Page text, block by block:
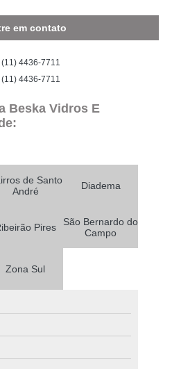
em contato
(11) 4436-7711
4436-7711
Beska Vidros E
de Santo
André
Diadema
Pires
São Bernardo do
Campo
Zona Sul